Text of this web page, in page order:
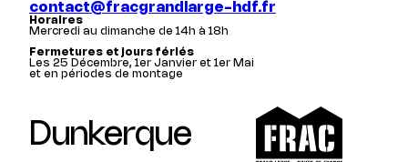
contact@fracgrandlarge-hdf.fr
Horaires
Mercredi au dimanche de 14h à 18h
Fermetures et jours fériés
Les 25 Décembre, 1er Janvier et 1er Mai
et en périodes de montage
Dunkerque